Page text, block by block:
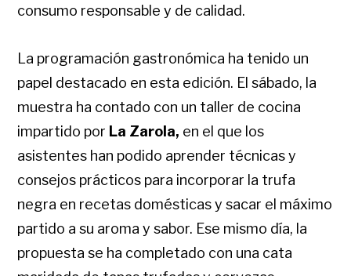
consumo responsable y de calidad.
La programación gastronómica ha tenido un
papel destacado en esta edición. El sábado, la
muestra ha contado con un taller de cocina
impartido por La Zarola, en el que los
asistentes han podido aprender técnicas y
consejos prácticos para incorporar la trufa
negra en recetas domésticas y sacar el máximo
partido a su aroma y sabor. Ese mismo día, la
propuesta se ha completado con una cata